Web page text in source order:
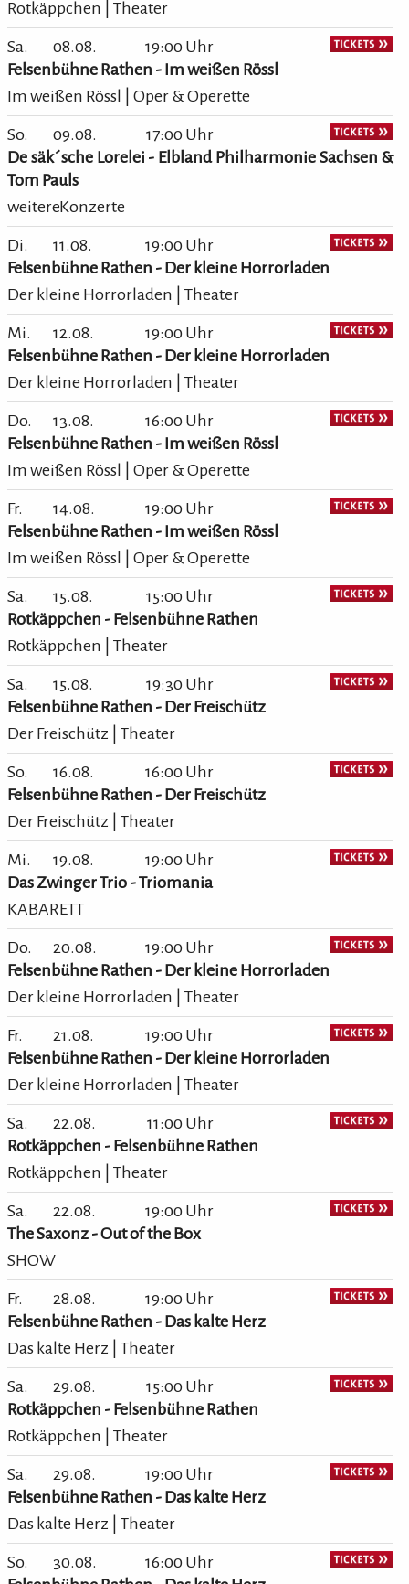
Rotkäppchen | Theater
Sa. 08.08.
19:00 Uhr
Felsenbühne Rathen - Im weißen Rössl
Im weißen Rössl | Oper & Operette
So. 09.08.
17:00 Uhr
De säk´sche Lorelei - Elbland Philharmonie Sachsen &
Tom Pauls
weitereKonzerte
Di. 11.08.
19:00 Uhr
Felsenbühne Rathen - Der kleine Horrorladen
Der kleine Horrorladen | Theater
Mi. 12.08.
19:00 Uhr
Felsenbühne Rathen - Der kleine Horrorladen
Der kleine Horrorladen | Theater
Do. 13.08.
16:00 Uhr
Felsenbühne Rathen - Im weißen Rössl
Im weißen Rössl | Oper & Operette
Fr. 14.08.
19:00 Uhr
Felsenbühne Rathen - Im weißen Rössl
Im weißen Rössl | Oper & Operette
Sa. 15.08.
15:00 Uhr
Rotkäppchen - Felsenbühne Rathen
Rotkäppchen | Theater
Sa. 15.08.
19:30 Uhr
Felsenbühne Rathen - Der Freischütz
Der Freischütz | Theater
So. 16.08.
16:00 Uhr
Felsenbühne Rathen - Der Freischütz
Der Freischütz | Theater
Mi. 19.08.
19:00 Uhr
Das Zwinger Trio - Triomania
KABARETT
Do. 20.08.
19:00 Uhr
Felsenbühne Rathen - Der kleine Horrorladen
Der kleine Horrorladen | Theater
Fr. 21.08.
19:00 Uhr
Felsenbühne Rathen - Der kleine Horrorladen
Der kleine Horrorladen | Theater
Sa. 22.08.
11:00 Uhr
Rotkäppchen - Felsenbühne Rathen
Rotkäppchen | Theater
Sa. 22.08.
19:00 Uhr
The Saxonz - Out of the Box
SHOW
Fr. 28.08.
19:00 Uhr
Felsenbühne Rathen - Das kalte Herz
Das kalte Herz | Theater
Sa. 29.08.
15:00 Uhr
Rotkäppchen - Felsenbühne Rathen
Rotkäppchen | Theater
Sa. 29.08.
19:00 Uhr
Felsenbühne Rathen - Das kalte Herz
Das kalte Herz | Theater
So. 30.08.
16:00 Uhr